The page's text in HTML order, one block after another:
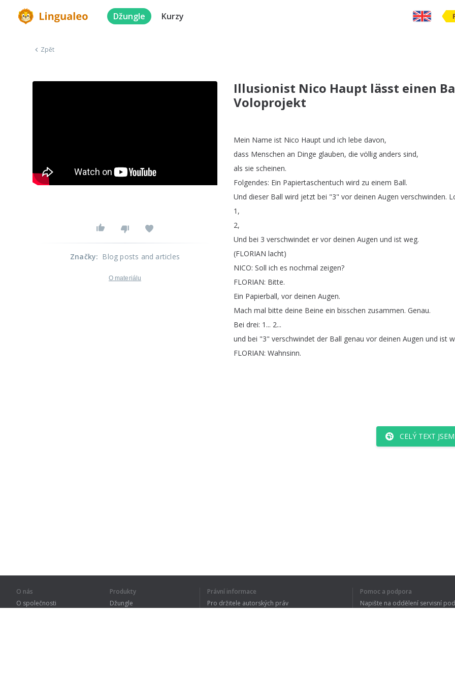
Džungle Kurzy
Zpět
Illusionist Nico Haupt lässt einen
Voloprojekt
Mein Name ist Nico Haupt und ich lebe davon,
dass Menschen an Dinge glauben, die völlig anders sind,
als sie scheinen.
Folgendes: Ein Papiertaschentuch wird zu einem Ball.
Und dieser Ball wird jetzt bei "3" vor deinen Augen verschwinden.
1,
2,
Und bei 3 verschwindet er vor deinen Augen und ist weg.
(FLORIAN lacht)
NICO: Soll ich es nochmal zeigen?
FLORIAN: Bitte.
Ein Papierball, vor deinen Augen.
Mach mal bitte deine Beine ein bisschen zusammen. Genau.
Bei drei: 1... 2...
und bei "3" verschwindet der Ball genau vor deinen Augen und ist
FLORIAN: Wahnsinn.
CELÝ TEXT
Značky: Blog posts and articles
O materiálu
O nás
O společnosti
Produkty
Džungle
Právní informace
Pro držitele autorských práv
Pomoc a podpora
Napište na oddělení servisní